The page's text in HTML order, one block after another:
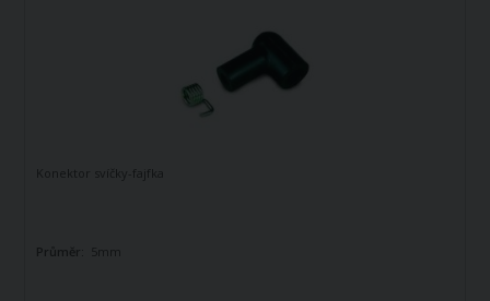
Konektor svíčky-fajfka
Průměr: 5mm